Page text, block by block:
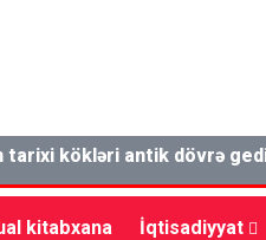
kökləri antik dövrə gedib
kitabxana İqtisadiyyat